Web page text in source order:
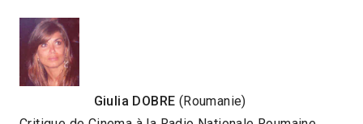
Giulia DOBRE (Roumanie)